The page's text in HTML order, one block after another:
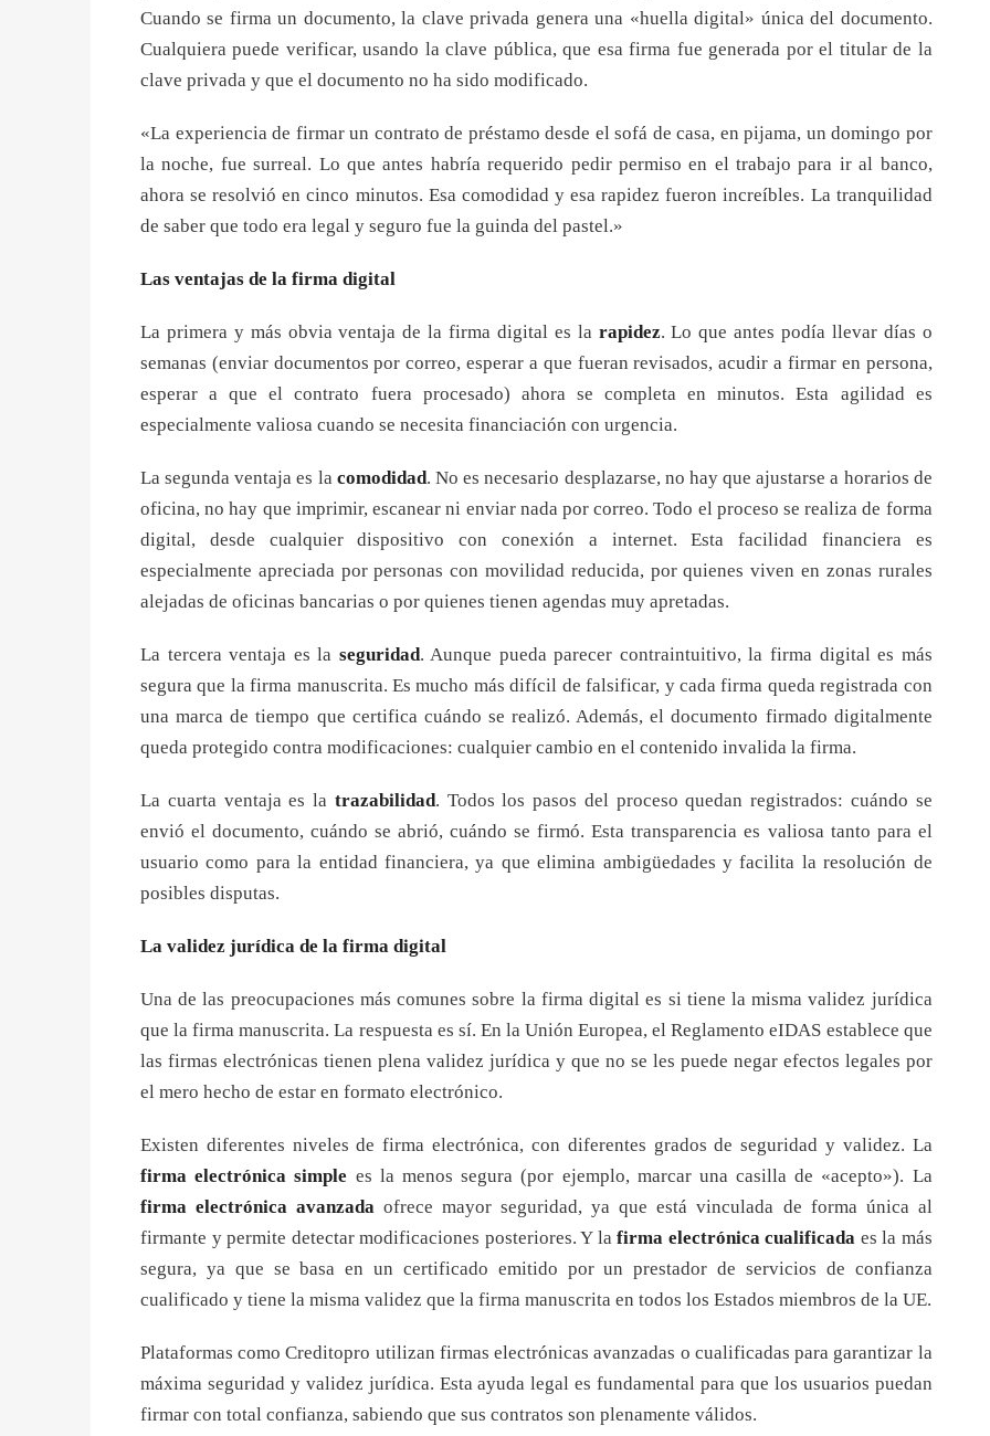
Cuando se firma un documento, la clave privada genera una «huella digital» única del documento.
Cualquiera puede verificar, usando la clave pública, que esa firma fue generada por el titular de la
clave privada y que el documento no ha sido modificado.
«La experiencia de firmar un contrato de préstamo desde el sofá de casa, en pijama, un domingo por
la noche, fue surreal. Lo que antes habría requerido pedir permiso en el trabajo para ir al banco,
ahora se resolvió en cinco minutos. Esa comodidad y esa rapidez fueron increíbles. La tranquilidad
de saber que todo era legal y seguro fue la guinda del pastel.»
Las ventajas de la firma digital
La primera y más obvia ventaja de la firma digital es la rapidez. Lo que antes podía llevar días o
semanas (enviar documentos por correo, esperar a que fueran revisados, acudir a firmar en persona,
esperar a que el contrato fuera procesado) ahora se completa en minutos. Esta agilidad es
especialmente valiosa cuando se necesita financiación con urgencia.
La segunda ventaja es la comodidad. No es necesario desplazarse, no hay que ajustarse a horarios de
oficina, no hay que imprimir, escanear ni enviar nada por correo. Todo el proceso se realiza de forma
digital, desde cualquier dispositivo con conexión a internet. Esta facilidad financiera es
especialmente apreciada por personas con movilidad reducida, por quienes viven en zonas rurales
alejadas de oficinas bancarias o por quienes tienen agendas muy apretadas.
La tercera ventaja es la seguridad. Aunque pueda parecer contraintuitivo, la firma digital es más
segura que la firma manuscrita. Es mucho más difícil de falsificar, y cada firma queda registrada con
una marca de tiempo que certifica cuándo se realizó. Además, el documento firmado digitalmente
queda protegido contra modificaciones: cualquier cambio en el contenido invalida la firma.
La cuarta ventaja es la trazabilidad. Todos los pasos del proceso quedan registrados: cuándo se
envió el documento, cuándo se abrió, cuándo se firmó. Esta transparencia es valiosa tanto para el
usuario como para la entidad financiera, ya que elimina ambigüedades y facilita la resolución de
posibles disputas.
La validez jurídica de la firma digital
Una de las preocupaciones más comunes sobre la firma digital es si tiene la misma validez jurídica
que la firma manuscrita. La respuesta es sí. En la Unión Europea, el Reglamento eIDAS establece que
las firmas electrónicas tienen plena validez jurídica y que no se les puede negar efectos legales por
el mero hecho de estar en formato electrónico.
Existen diferentes niveles de firma electrónica, con diferentes grados de seguridad y validez. La
firma electrónica simple es la menos segura (por ejemplo, marcar una casilla de «acepto»). La
firma electrónica avanzada ofrece mayor seguridad, ya que está vinculada de forma única al
firmante y permite detectar modificaciones posteriores. Y lafirma electrónica cualificada es la más
segura, ya que se basa en un certificado emitido por un prestador de servicios de confianza
cualificado y tiene la misma validez que la firma manuscrita en todos los Estados miembros de la UE.
Plataformas como Creditopro utilizan firmas electrónicas avanzadas o cualificadas para garantizar la
máxima seguridad y validez jurídica. Esta ayuda legal es fundamental para que los usuarios puedan
firmar con total confianza, sabiendo que sus contratos son plenamente válidos.